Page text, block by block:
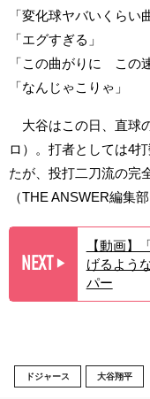
「変化球ヤバいくらい
「エグすぎる」
「この曲がりに この
「なんじゃこりゃ」
大谷はこの日、直球
ロ）。打者としては4
たが、投打二刀流の完
（THE ANSWER編集部
NEXT ▶︎
【動画】
げるよう
パー
ドジャース 大谷翔平